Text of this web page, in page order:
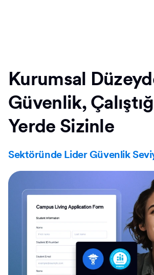
Kurumsal
Güvenlik,
Yerde Sizinle
Sektöründe Lider Güvenlik